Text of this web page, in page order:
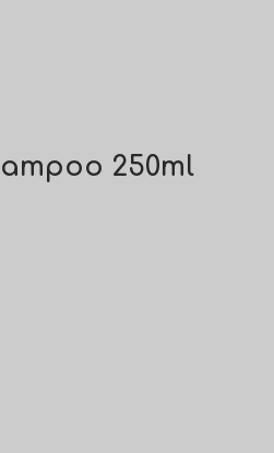
250ml